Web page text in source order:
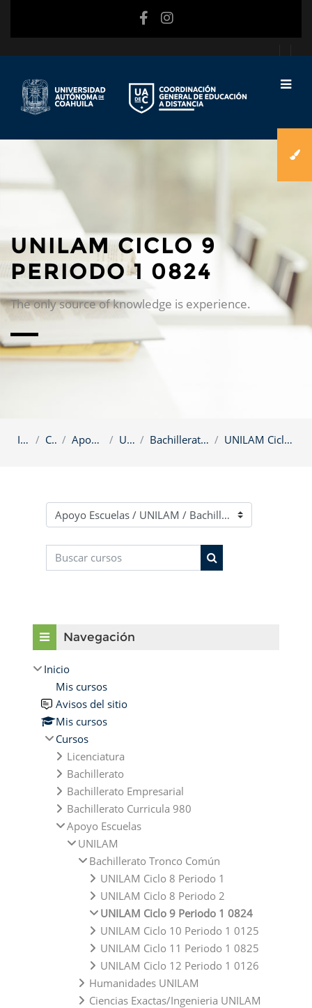
UNILAM CICLO 9
PERIODO 1 0824
The only source of knowledge is experience.
Inicio Cursos Apoyo Escuelas UNILAM Bachillerato Tronco Común UNILAM Ciclo 9 Periodo 1 0824
Categorías
Buscar cursos
Buscar cursos
Navegación
Inicio
Mis cursos
Avisos del sitio
Mis cursos
Cursos
Licenciatura
Bachillerato
Bachillerato Empresarial
Bachillerato Curricula 980
Apoyo Escuelas
UNILAM
Bachillerato Tronco Común
UNILAM Ciclo 8 Periodo 1
UNILAM Ciclo 8 Periodo 2
UNILAM Ciclo 9 Periodo 1 0824
UNILAM Ciclo 10 Periodo 1 0125
UNILAM Ciclo 11 Periodo 1 0825
UNILAM Ciclo 12 Periodo 1 0126
Humanidades UNILAM
Ciencias Exactas/Ingenieria UNILAM